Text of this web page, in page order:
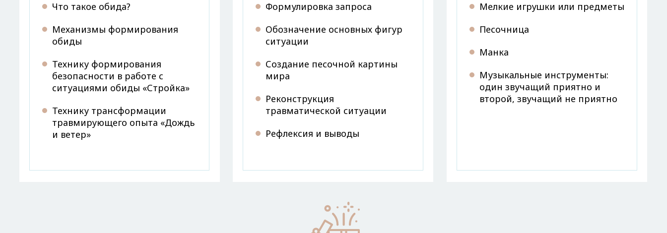
Что такое обида?
Механизмы формирования
обиды
Технику формирования
безопасности в работе с
ситуациями обиды «Стройка»
Технику трансформации
травмирующего опыта «Дождь
и ветер»
Формулировка запроса
Обозначение основных фигур
ситуации
Создание песочной картины
мира
Реконструкция
травматической ситуации
Рефлексия и выводы
Мелкие игрушки или предметы
Песочница
Манка
Музыкальные инструменты:
один звучащий приятно и
второй, звучащий не приятно